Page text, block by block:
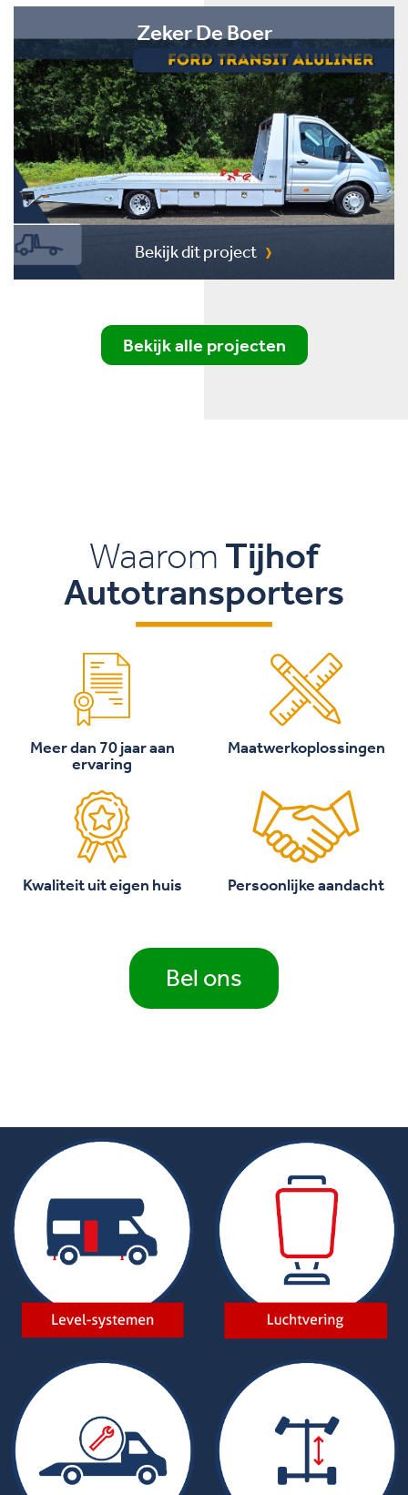
Zeker De Boer
Bekijk dit project
Bekijk alle projecten
Waarom Tijhof
Autotransporters
Meer dan 70 jaar aan
ervaring
Maatwerkoplossingen
Kwaliteit uit eigen huis Persoonlijke aandacht
Bel ons